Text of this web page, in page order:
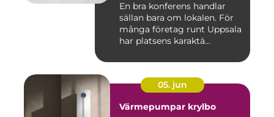
En bra konferens handlar
sällan bara om lokalen. För
många företag runt Uppsala
har platsens karaktä...
05. jun
Värmepumpar krylbo